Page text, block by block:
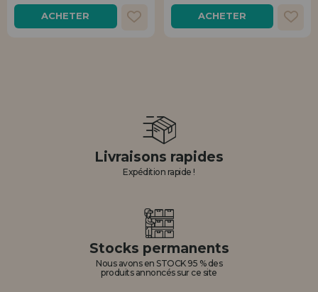
ACHETER ACHETER
Livraisons rapides
Expédition rapide !
Stocks permanents
Nous avons en STOCK 95 % des
produits annoncés sur ce site